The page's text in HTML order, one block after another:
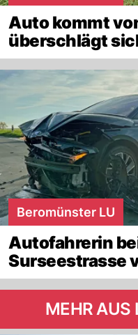
Auto kommt
überschlägt
Beromünster LU
Autofahrerin
Surseestrasse
MEHR AUS